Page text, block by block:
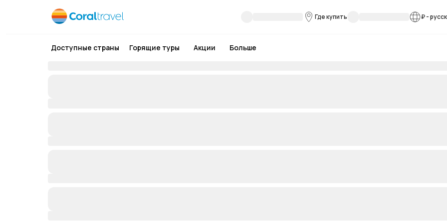
Где купить ₽-
Доступные страны Горящие туры Акции Больше